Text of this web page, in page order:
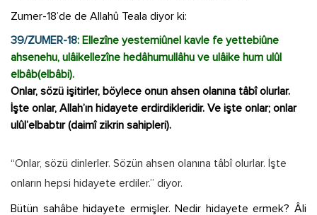
Zumer-18’de de Allahû Teala diyor ki:
39/ZUMER-18: Ellezîne yestemiûnel kavle fe yettebiûne
ahsenehu, ulâikellezîne hedâhumullâhu ve ulâike hum ulûl
elbâb(elbâbi).
Onlar, sözü işitirler, böylece onun ahsen olanına tâbî olurlar.
İşte onlar, Allah’ın hidayete erdirdikleridir. Ve işte onlar; onlar
ulûl’elbabtır (daimî zikrin sahipleri).
“Onlar, sözü dinlerler. Sözün ahsen olanına tâbî olurlar. İşte
onların hepsi hidayete erdiler.” diyor.
Bütün sahâbe hidayete ermişler. Nedir hidayete ermek? Âli